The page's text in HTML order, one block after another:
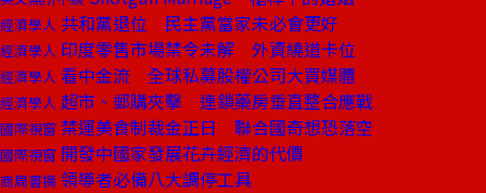
經濟學人 共和黨退位 民主黨當家未必會更好
經濟學人 印度零售市場禁令未解 外資繞道卡位
經濟學人 看中金流 全球私募股權公司大買媒體
經濟學人 超市、郵購夾擊 連鎖藥房垂直整合應戰
國際視窗 禁運美食制裁金正日 聯合國奇想恐落空
國際視窗 開發中國家發展花卉經濟的代價
商周書摘 領導者必備八大調停工具